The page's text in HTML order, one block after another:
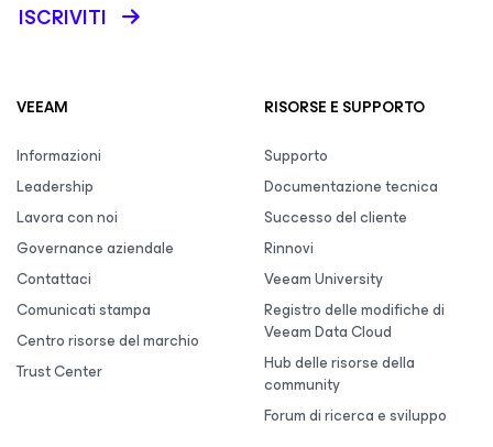
ISCRIVITI
VEEAM
Informazioni
Leadership
Lavora con noi
Governance aziendale
Contattaci
Comunicati stampa
Centro risorse del marchio
Trust Center
RISORSE E SUPPORTO
Supporto
Documentazione tecnica
Successo del cliente
Rinnovi
Veeam University
Registro delle modifiche di
Veeam Data Cloud
Hub delle risorse della
community
Forum di ricerca e sviluppo